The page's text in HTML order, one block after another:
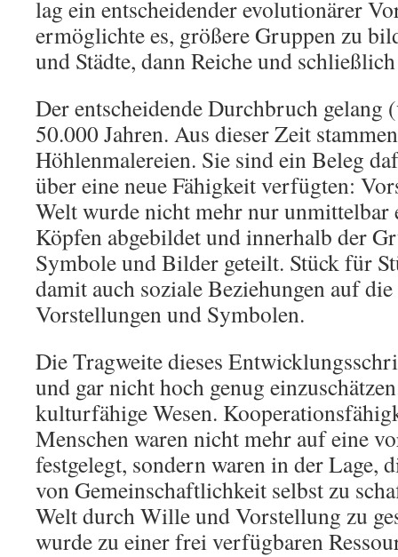
lag ein entscheidender evolutionärer
ermöglichte es, größere Gruppen zu
und Städte, dann Reiche und
Der entscheidende Durchbruch gelang
50.000 Jahren. Aus dieser Zeit
Höhlenmalereien. Sie sind ein Beleg
über eine neue Fähigkeit verfügten:
Welt wurde nicht mehr nur unmittelbar
Köpfen abgebildet und innerhalb der
Symbole und Bilder geteilt. Stück für
damit auch soziale Beziehungen auf
Vorstellungen und Symbolen.
Die Tragweite dieses
und gar nicht hoch genug
kulturfähige Wesen.
Menschen waren nicht mehr auf eine
festgelegt, sondern waren in der Lage,
von Gemeinschaftlichkeit selbst zu
Welt durch Wille und Vorstellung zu
wurde zu einer frei verfügbaren